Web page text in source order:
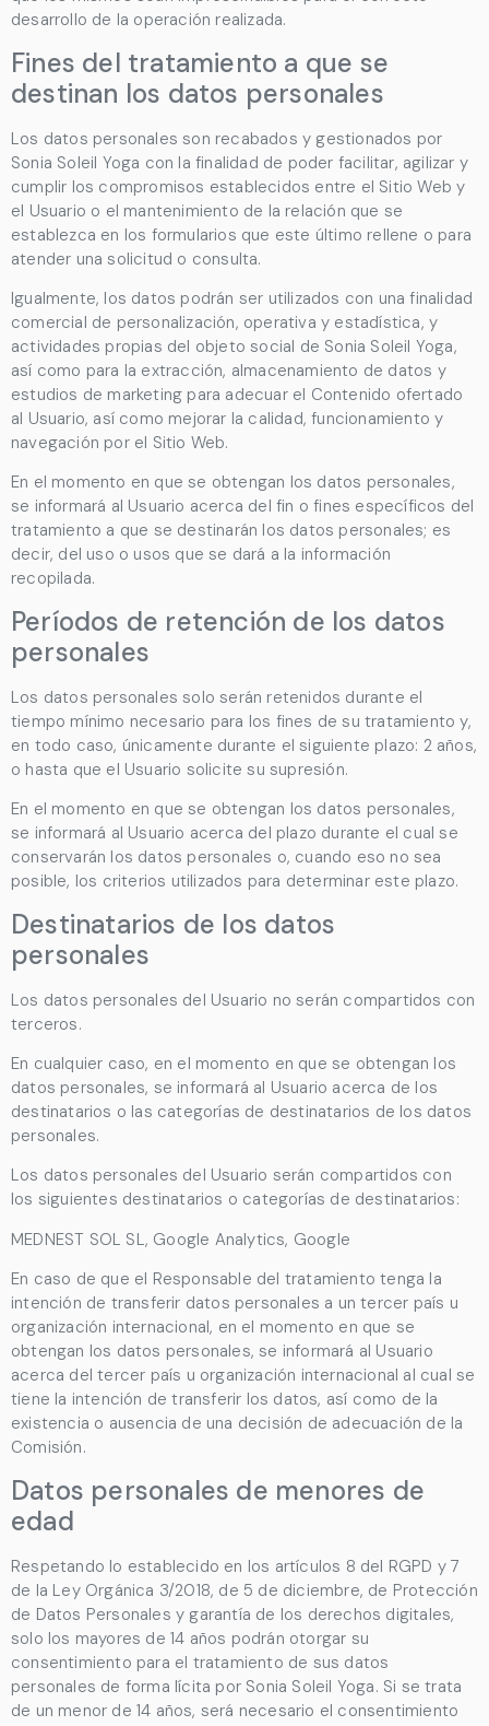
desarrollo de la operación realizada.
Fines del tratamiento a que se
destinan los datos personales
Los datos personales son recabados y gestionados por
Sonia Soleil Yoga con la finalidad de poder facilitar, agilizar y
cumplir los compromisos establecidos entre el Sitio Web y
el Usuario o el mantenimiento de la relación que se
establezca en los formularios que este último rellene o para
atender una solicitud o consulta.
Igualmente, los datos podrán ser utilizados con una finalidad
comercial de personalización, operativa y estadística, y
actividades propias del objeto social de Sonia Soleil Yoga,
así como para la extracción, almacenamiento de datos y
estudios de marketing para adecuar el Contenido ofertado
al Usuario, así como mejorar la calidad, funcionamiento y
navegación por el Sitio Web.
En el momento en que se obtengan los datos personales,
se informará al Usuario acerca del fin o fines específicos del
tratamiento a que se destinarán los datos personales; es
decir, del uso o usos que se dará a la información
recopilada.
Períodos de retención de los datos
personales
Los datos personales solo serán retenidos durante el
tiempo mínimo necesario para los fines de su tratamiento y,
en todo caso, únicamente durante el siguiente plazo: 2 años,
o hasta que el Usuario solicite su supresión.
En el momento en que se obtengan los datos personales,
se informará al Usuario acerca del plazo durante el cual se
conservarán los datos personales o, cuando eso no sea
posible, los criterios utilizados para determinar este plazo.
Destinatarios de los datos
personales
Los datos personales del Usuario no serán compartidos con
terceros.
En cualquier caso, en el momento en que se obtengan los
datos personales, se informará al Usuario acerca de los
destinatarios o las categorías de destinatarios de los datos
personales.
Los datos personales del Usuario serán compartidos con
los siguientes destinatarios o categorías de destinatarios:
MEDNEST SOL SL, Google Analytics, Google
En caso de que el Responsable del tratamiento tenga la
intención de transferir datos personales a un tercer país u
organización internacional, en el momento en que se
obtengan los datos personales, se informará al Usuario
acerca del tercer país u organización internacional al cual se
tiene la intención de transferir los datos, así como de la
existencia o ausencia de una decisión de adecuación de la
Comisión.
Datos personales de menores de
edad
Respetando lo establecido en los artículos 8 del RGPD y 7
de la Ley Orgánica 3/2018, de 5 de diciembre, de Protección
de Datos Personales y garantía de los derechos digitales,
solo los mayores de 14 años podrán otorgar su
consentimiento para el tratamiento de sus datos
personales de forma lícita por Sonia Soleil Yoga. Si se trata
de un menor de 14 años, será necesario el consentimiento